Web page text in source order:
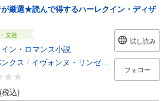
厳選★読んで得するハーレクイン・ディザ
文芸
ン・ロマンス小説
クス / イヴォンヌ・リンゼイ /アンドレア・
込)
試し読み
フォロー